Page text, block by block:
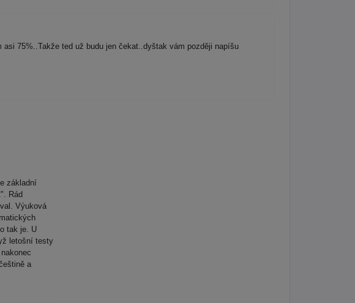
75%..Takže ted už budu jen čekat..dyštak vám později napíšu
základní
Rád
Výuková
tak je. U
letošní testy
a